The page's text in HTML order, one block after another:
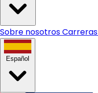
Sobre nosotrosCarreras
Español